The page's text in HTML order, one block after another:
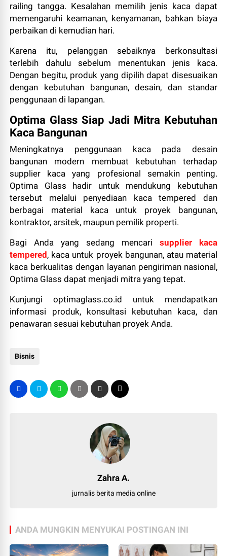
railing tangga. Kesalahan memilih jenis kaca dapat
memengaruhi keamanan, kenyamanan, bahkan biaya
perbaikan di kemudian hari.
Karena itu, pelanggan sebaiknya berkonsultasi
terlebih dahulu sebelum menentukan jenis kaca.
Dengan begitu, produk yang dipilih dapat disesuaikan
dengan kebutuhan bangunan, desain, dan standar
penggunaan di lapangan.
Optima Glass Siap Jadi Mitra Kebutuhan
Kaca Bangunan
Meningkatnya penggunaan kaca pada desain
bangunan modern membuat kebutuhan terhadap
supplier kaca yang profesional semakin penting.
Optima Glass hadir untuk mendukung kebutuhan
tersebut melalui penyediaan kaca tempered dan
berbagai material kaca untuk proyek bangunan,
kontraktor, arsitek, maupun pemilik properti.
Bagi Anda yang sedang mencari supplier kaca
tempered, kaca untuk proyek bangunan, atau material
kaca berkualitas dengan layanan pengiriman nasional,
Optima Glass dapat menjadi mitra yang tepat.
Kunjungi optimaglass.co.id untuk mendapatkan
informasi produk, konsultasi kebutuhan kaca, dan
penawaran sesuai kebutuhan proyek Anda.
Bisnis
Zahra A.
jurnalis berita media online
ANDA MUNGKIN MENYUKAI POSTINGAN INI